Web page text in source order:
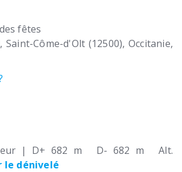
fêtes
Saint-Côme-d'Olt (12500) Occitanie,
| D+ 682 m D- 682 m
Alt.
le dénivelé